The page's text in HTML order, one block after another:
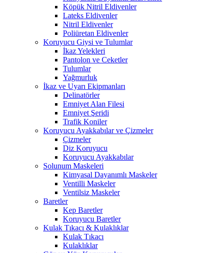
Köpük Nitril Eldivenler
Lateks Eldivenler
Nitril Eldivenler
Poliüretan Eldivenler
Koruyucu Giysi ve Tulumlar
İkaz Yelekleri
Pantolon ve Ceketler
Tulumlar
Yağmurluk
İkaz ve Uyarı Ekipmanları
Delinatörler
Emniyet Alan Filesi
Emniyet Şeridi
Trafik Koniler
Koruyucu Ayakkabılar ve Çizmeler
Çizmeler
Diz Koruyucu
Koruyucu Ayakkabılar
Solunum Maskeleri
Kimyasal Dayanımlı Maskeler
Ventilli Maskeler
Ventilsiz Maskeler
Baretler
Kep Baretler
Koruyucu Baretler
Kulak Tıkacı & Kulaklıklar
Kulak Tıkacı
Kulaklıklar